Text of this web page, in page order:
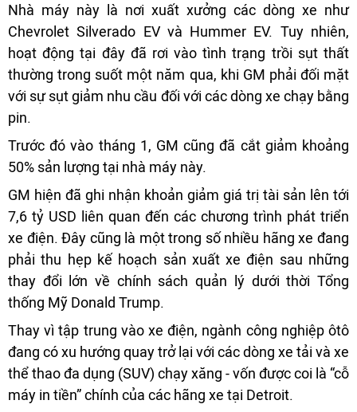
Nhà máy này là nơi xuất xưởng các dòng xe như
Chevrolet Silverado EV và Hummer EV. Tuy nhiên,
hoạt động tại đây đã rơi vào tình trạng trồi sụt thất
thường trong suốt một năm qua, khi GM phải đối mặt
với sự sụt giảm nhu cầu đối với các dòng xe chạy bằng
pin.
Trước đó vào tháng 1, GM cũng đã cắt giảm khoảng
50% sản lượng tại nhà máy này.
GM hiện đã ghi nhận khoản giảm giá trị tài sản lên tới
7,6 tỷ USD liên quan đến các chương trình phát triển
xe điện. Đây cũng là một trong số nhiều hãng xe đang
phải thu hẹp kế hoạch sản xuất xe điện sau những
thay đổi lớn về chính sách quản lý dưới thời Tổng
thống Mỹ Donald Trump.
Thay vì tập trung vào xe điện, ngành công nghiệp ôtô
đang có xu hướng quay trở lại với các dòng xe tải và xe
thể thao đa dụng (SUV) chạy xăng - vốn được coi là “cỗ
máy in tiền” chính của các hãng xe tại Detroit.